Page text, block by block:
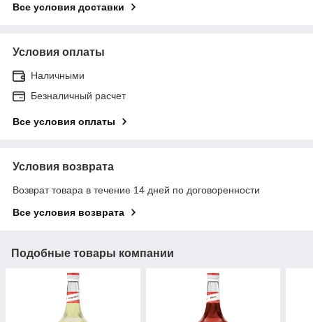
Все условия доставки
Условия оплаты
Наличными
Безналичный расчет
Все условия оплаты
Условия возврата
Возврат товара в течение 14 дней по договоренности
Все условия возврата
Подобные товары компании